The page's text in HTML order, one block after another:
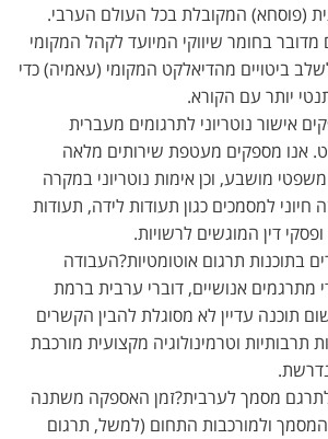
(פוסחא) המקובלת בכל העולם הערבי.
בחומר שיווקי המיועד לקהל המקומי
ביטויים מהדיאלקט המקומי (עאמיה) כדי
יותר עם הקורא.
אישור נוטריוני לתרגומים מעברית
אנו מספקים מעטפת שירותים מלאה
מושבע, וכן אימות נוטריוני במקרה
חיוני למסמכים כגון תעודות לידה, תעודות
דין המוגשים לרשויות.
בתוכנות תרגום אוטומטיות?העבודה
מתרגמים אנושיים, דוברי ערבית ברמת
תוכנה עדיין לא מסוגלת להבין הקשרים
תרבותיות וטרמינולוגיה מקצועית מורכבת
מסמך לערבית?זמן האספקה משתנה
ולמורכבות התחום (למשל, תרגום